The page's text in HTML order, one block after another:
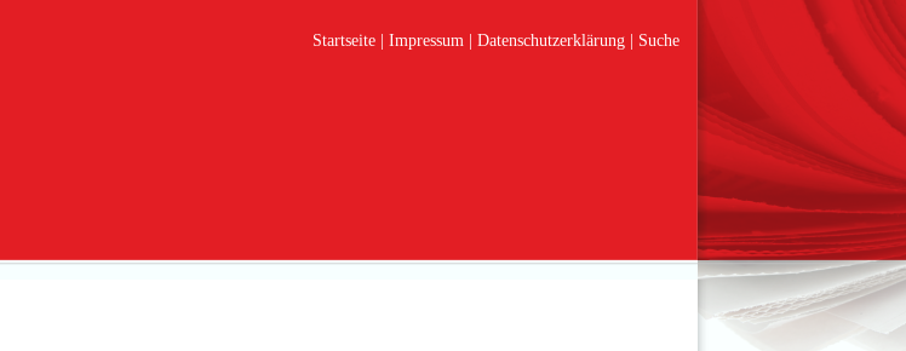
Startseite
Impressum Datenschutzerklärung Suche